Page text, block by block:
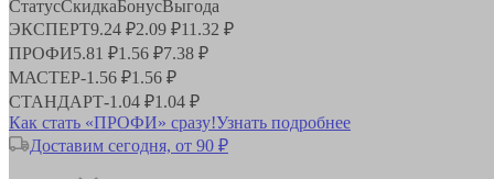
СтатусСкидкаБонусВыгода
ЭКСПЕРТ9.24 ₽2.09 ₽11.32 ₽
ПРОФИ5.81 ₽1.56 ₽7.38 ₽
МАСТЕР-1.56 ₽1.56 ₽
СТАНДАРТ-1.04 ₽1.04 ₽
Как стать «ПРОФИ» сразу!Узнать подробнее
Доставим сегодня, от 90 ₽